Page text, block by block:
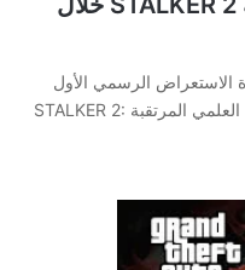
الاستعراض الرسمي الأول
للعبة البقاء وإطلاق النار والخيال العلمي المرتقبة STALKER 2: